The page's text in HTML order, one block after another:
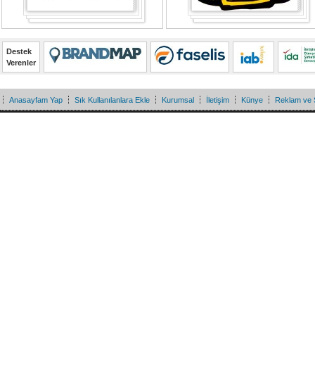
Destek
Verenler
Anasayfam Yap Sık Kullanılanlara Ekle Kurumsal İletişim Künye Reklam ve